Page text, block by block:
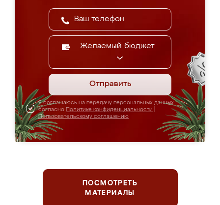
Желаемый бюджет
Отправить
Я соглашаюсь на передачу персональных данных
согласно Политике конфиденциальности
Пользовательскому соглашению
ПОСМОТРЕТЬ
МАТЕРИАЛЫ